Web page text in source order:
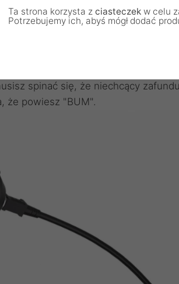
z wbudowanym koszykiem
a on ochroni mikrofon przed
pop filtr trzyma w ryzach
spinać się, że niechcący
że powiesz "BUM".
Ta strona korzysta z ciasteczek w celu
Potrzebujemy ich, abyś mógł dodać